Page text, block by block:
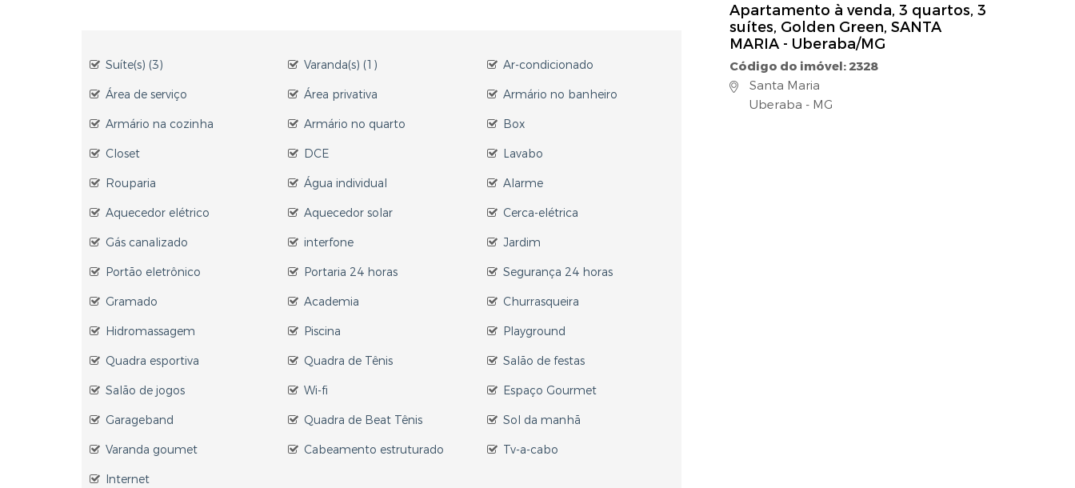
Suíte(s) (3) Varanda(s) (1)
Ar-condicionado
Área de serviço
Área privativa
Armário no banheiro
Armário na cozinha
Armário no quarto
Box
Closet
DCE
Lavabo
Rouparia
Água individual
Alarme
Aquecedor elétrico
Aquecedor solar
Cerca-elétrica
Gás canalizado
interfone
Jardim
Portão eletrônico
Portaria 24 horas
Segurança 24 horas
Gramado
Academia
Churrasqueira
Hidromassagem
Piscina
Playground
Quadra esportiva
Quadra de Tênis
Salão de festas
Salão de jogos
Wi-fi
Espaço Gourmet
Garageband
Quadra de Beat Tênis
Sol da manhã
Varanda goumet
Cabeamento estruturado
Tv-a-cabo
Internet
Apartamento à venda, 3 quartos, 3
suítes, Golden Green, SANTA
MARIA - Uberaba/MG
Código do imóvel: 2328
Santa Maria
Uberaba - MG